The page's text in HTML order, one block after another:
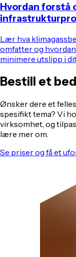
Hvordan forstå
Lær hva
omfatter og
minimere utslipp i
Bestill et
Ønsker dere et
spesifikt tema? Vi
virksomhet, og
lære mer om.
Se priser og få et